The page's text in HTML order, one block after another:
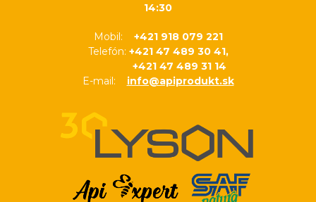
14:30
Mobil: +421 918 079 221
Telefón: +421 47 489 30 41,
+421 47 489 31 14
E-mail: info@apiprodukt.sk